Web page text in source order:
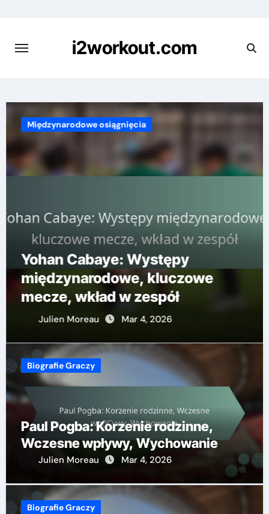
content
i2workout.com
Międzynarodowe osiągnięcia
Yohan Cabaye: Występy
międzynarodowe, kluczowe
mecze, wkład w zespół
Julien Moreau Mar 4, 2026
Biografie Graczy
Paul Pogba: Korzenie rodzinne,
Wczesne wpływy, Wychowanie
Julien Moreau Mar 4, 2026
Biografie Graczy